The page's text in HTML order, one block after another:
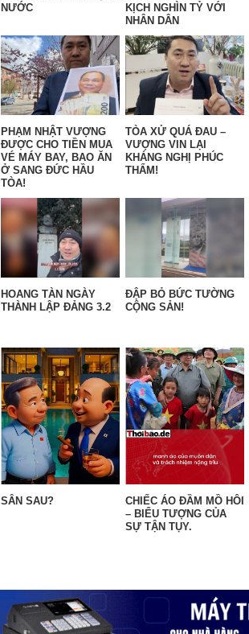
NƯỚC
KỊCH NGHÌN TỶ VỚI
NHÂN DÂN
PHẠM NHẬT VƯỢNG
ĐƯỢC CHO TIỀN MUA
VÉ MÁY BAY, BAO ĂN
Ở SANG ĐỨC HẦU
TÒA!
TÒA XỬ QUÁ ĐAU –
VƯỢNG VIN LẠI
KHÁNG NGHỊ PHÚC
THẨM!
HOANG TÀN NGÀY
THÀNH LẬP ĐẢNG 3.2
ĐẬP BỎ BỨC TƯỜNG
CỘNG SẢN!
SÂN SAU?
CHIẾC ÁO ĐẦM MỒ HÔI
– BIỂU TƯỢNG CỦA
SỰ TẬN TỤY.